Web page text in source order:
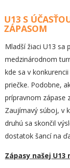
U13 S
ZÁPASOM
Mladší žiaci U13 sa
medzinárodnom
kde sa v
priečke. Podobne,
prípravnom zápase
Zaujímavý súboj, v
druhú sa skončil
dostatok šancí na
Zápasy našej